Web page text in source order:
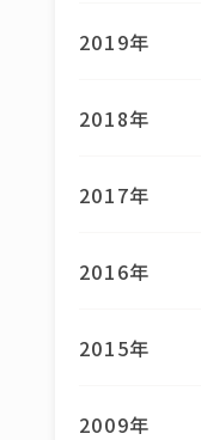
2019年
2018年
2017年
2016年
2015年
2009年